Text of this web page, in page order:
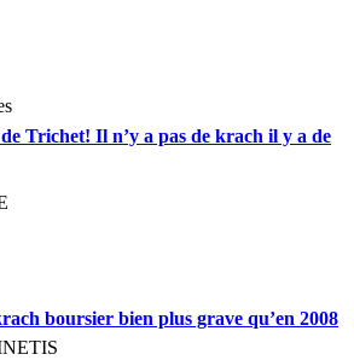
Trichet! Il n’y a pas de krach il y a de
boursier bien plus grave qu’en 2008